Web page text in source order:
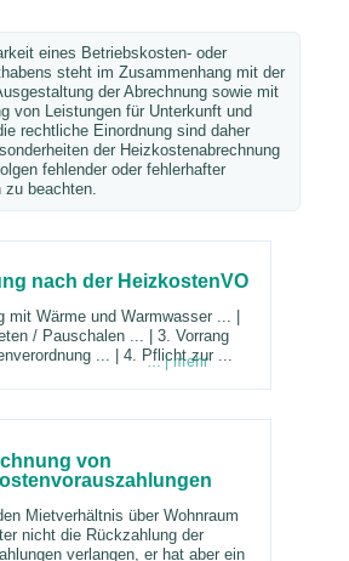
eines Betriebskosten- oder
steht im Zusammenhang mit der
der Abrechnung sowie mit
von Leistungen für Unterkunft und
rechtliche Einordnung sind daher
der Heizkostenabrechnung
fehlender oder fehlerhafter
beachten.
nach der HeizkostenVO
mit Wärme und Warmwasser ... |
/ Pauschalen ... | 3. Vorrang
... | 4. Pflicht zur ...
… | mehr
von
Mietverhältnis über Wohnraum
nicht die Rückzahlung der
verlangen, er hat aber ein